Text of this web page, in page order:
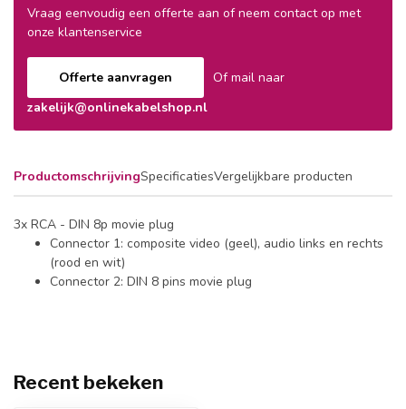
Vraag eenvoudig een offerte aan of neem contact op met
onze klantenservice
Offerte aanvragen
Of mail naar
zakelijk@onlinekabelshop.nl
ProductomschrijvingSpecificatiesVergelijkbare producten
3x RCA - DIN 8p movie plug
Connector 1: composite video (geel), audio links en rechts
(rood en wit)
Connector 2: DIN 8 pins movie plug
Recent bekeken